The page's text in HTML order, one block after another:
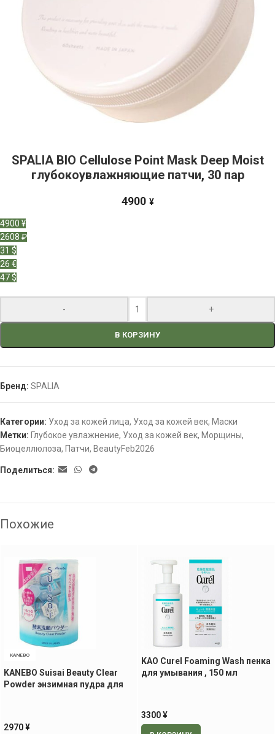
SPALIA BIO Cellulose Point Mask Deep Moist
глубокоувлажняющие патчи, 30 пар
4900 ¥
4900 ¥
2608 ₽
31 $
26 €
47 $
- +
В КОРЗИНУ
Бренд: SPALIA
Категории: Уход за кожей лица, Уход за кожей век, Маски
Метки: Глубокое увлажнение, Уход за кожей век, Морщины,
Биоцеллюлоза, Патчи, BeautyFeb2026
Поделиться:
Похожие
KANEBO
KANEBO Suisai Beauty Clear
Powder энзимная пудра для
2970¥
KAO Curel Foaming Wash пенка
для умывания , 150 мл
3300¥